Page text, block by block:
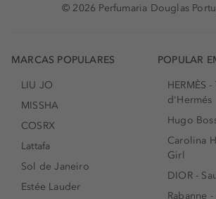
© 2026 Perfumaria Douglas
MARCAS POPULARES
LIU JO
MISSHA
COSRX
Lattafa
Sol de Janeiro
Estée Lauder
POPULAR
HERMÈS -
d'Hermés
Hugo
Carolina
Girl
DIOR -
Rabanne